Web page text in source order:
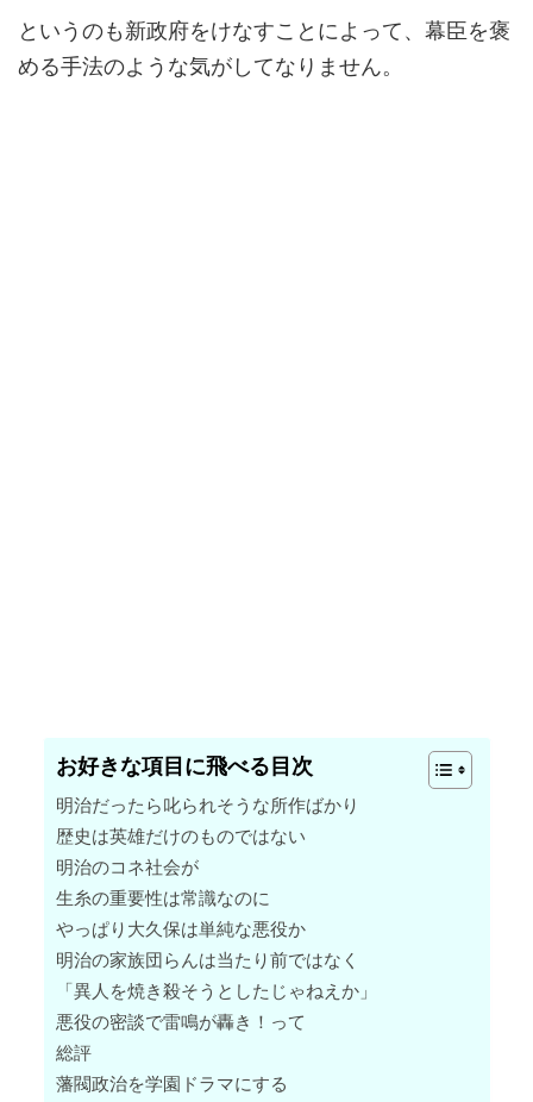
というのも新政府をけなすことによって、幕臣を褒
める手法のような気がしてなりません。
お好きな項目に飛べる目次
明治だったら叱られそうな所作ばかり
歴史は英雄だけのものではない
明治のコネ社会が
生糸の重要性は常識なのに
やっぱり大久保は単純な悪役か
明治の家族団らんは当たり前ではなく
「異人を焼き殺そうとしたじゃねえか」
悪役の密談で雷鳴が轟き！って
総評
藩閥政治を学園ドラマにする